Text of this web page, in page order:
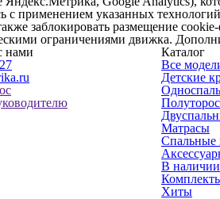
с применением указанных
заблокировать размещение
ограничениями движка.
нами
Каталог
Все
Детские
Матрасы
Спальные
В наличии
Хиты